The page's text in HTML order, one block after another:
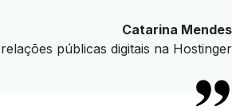
Catarina Mendes
públicas digitais na Hostinger